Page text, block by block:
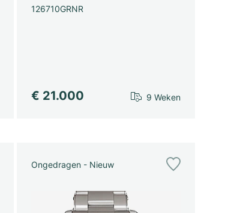
126710GRNR
€ 21.000 9 Weken
Ongedragen - Nieuw